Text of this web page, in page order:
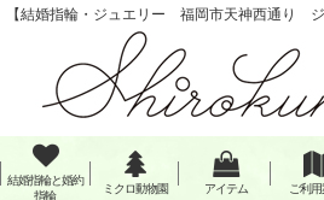
【結婚指輪・ジュエリー 福岡市天神西通り ジ
結婚指輪と婚約
指輪
ミクロ動物園 アイテム ご利